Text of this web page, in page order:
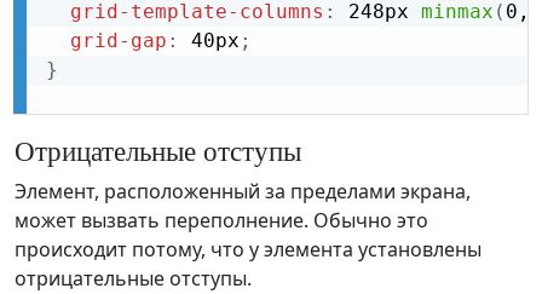
grid-template-columns : 248px minmax ( 0,
grid-gap : 40px ;
}
Отрицательные отступы
Элемент, расположенный за пределами экрана,
может вызвать переполнение. Обычно это
происходит потому, что у элемента установлены
отрицательные отступы.